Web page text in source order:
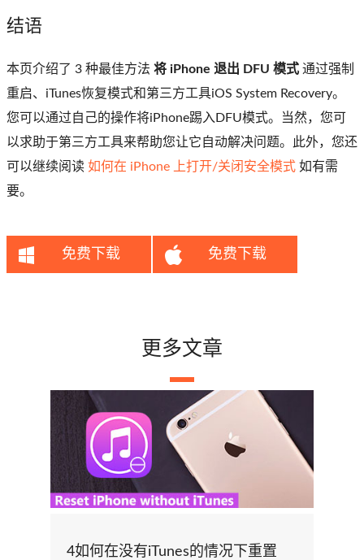
结语
本页介绍了 3 种最佳方法 将 iPhone 退出 DFU 模式 通过强制
重启、iTunes恢复模式和第三方工具iOS System Recovery。
您可以通过自己的操作将iPhone踢入DFU模式。当然，您可
以求助于第三方工具来帮助您让它自动解决问题。此外，您还
可以继续阅读 如何在 iPhone 上打开/关闭安全模式 如有需
要。
免费下载 免费下载
更多文章
4如何在没有iTunes的情况下重置